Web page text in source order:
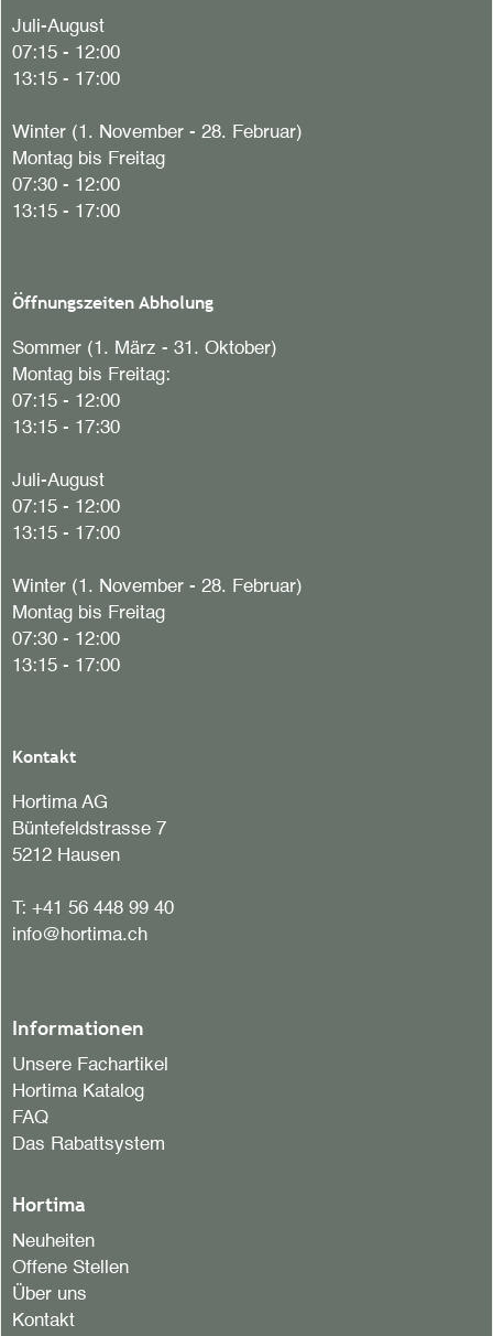
Juli-August
07:15 - 12:00
13:15 - 17:00
Winter (1. November - 28. Februar)
Montag bis Freitag
07:30 - 12:00
13:15 - 17:00
Öffnungszeiten Abholung
Sommer (1. März - 31. Oktober)
Montag bis Freitag:
07:15 - 12:00
13:15 - 17:30
Juli-August
07:15 - 12:00
13:15 - 17:00
Winter (1. November - 28. Februar)
Montag bis Freitag
07:30 - 12:00
13:15 - 17:00
Kontakt
Hortima AG
Büntefeldstrasse 7
5212 Hausen
T: +41 56 448 99 40
info@hortima.ch
Informationen
Unsere Fachartikel
Hortima Katalog
FAQ
Das Rabattsystem
Hortima
Neuheiten
Offene Stellen
Über uns
Kontakt